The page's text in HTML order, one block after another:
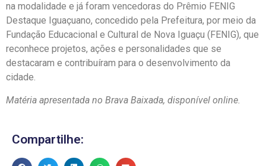
na modalidade e já foram vencedoras do Prêmio FENIG
Destaque Iguaçuano, concedido pela Prefeitura, por meio da
Fundação Educacional e Cultural de Nova Iguaçu (FENIG), que
reconhece projetos, ações e personalidades que se
destacaram e contribuíram para o desenvolvimento da
cidade.
Matéria apresentada no Brava Baixada, disponível online.
Compartilhe: